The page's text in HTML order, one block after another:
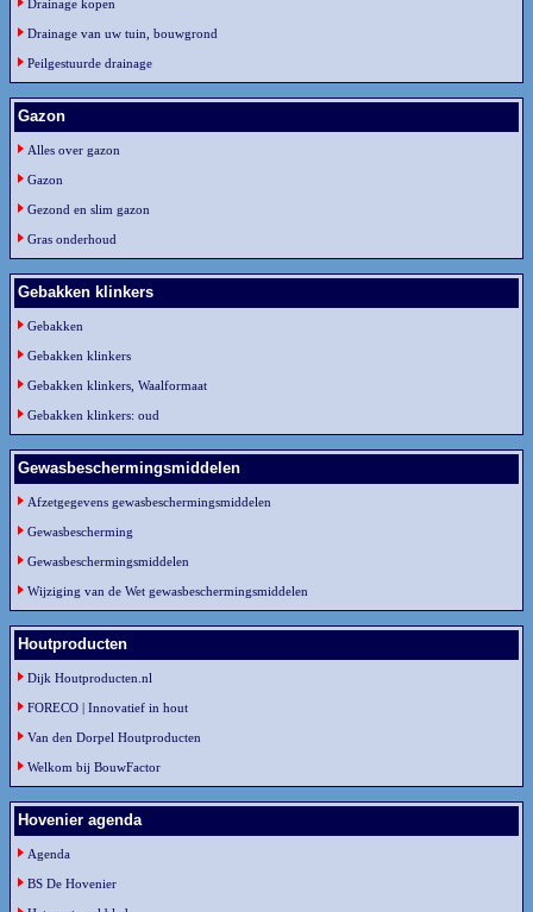
Drainage kopen
Drainage van uw tuin, bouwgrond
Peilgestuurde drainage
Gazon
Alles over gazon
Gazon
Gezond en slim gazon
Gras onderhoud
Gebakken klinkers
Gebakken
Gebakken klinkers
Gebakken klinkers, Waalformaat
Gebakken klinkers: oud
Gewasbeschermingsmiddelen
Afzetgegevens gewasbeschermingsmiddelen
Gewasbescherming
Gewasbeschermingsmiddelen
Wijziging van de Wet gewasbeschermingsmiddelen
Houtproducten
Dijk Houtproducten.nl
FORECO | Innovatief in hout
Van den Dorpel Houtproducten
Welkom bij BouwFactor
Hovenier agenda
Agenda
BS De Hovenier